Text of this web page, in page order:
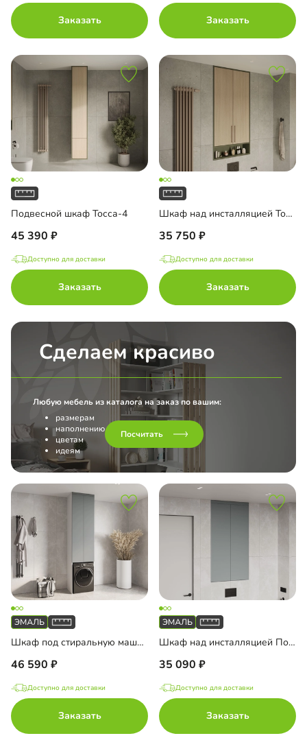
Заказать Заказать
Подвесной шкаф Тосса-4
45 390
Доступно для доставки
Заказать
Шкаф над инсталляцией Тосса-4
35 750
Доступно для доставки
Заказать
Сделаем красиво
Любую мебель из каталога на заказ по вашим:
размерам
наполнению
цветам
идеям
Посчитать
Шкаф под стиральную машину Порто-2
46 590
Доступно для доставки
Заказать
Шкаф над инсталляцией Порто-2
35 090
Доступно для доставки
Заказать